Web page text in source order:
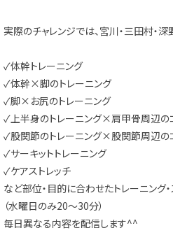
実際のチャレンジでは、宮川・三田村・深
✓体幹トレーニング
✓体幹×脚のトレーニング
✓脚×お尻のトレーニング
✓上半身のトレーニング×肩甲骨周辺の
✓股関節のトレーニング×股関節周辺の
✓サーキットトレーニング
✓ケアストレッチ
など部位・目的に合わせたトレーニング
（水曜日のみ20～30分）
毎日異なる内容を配信します^^